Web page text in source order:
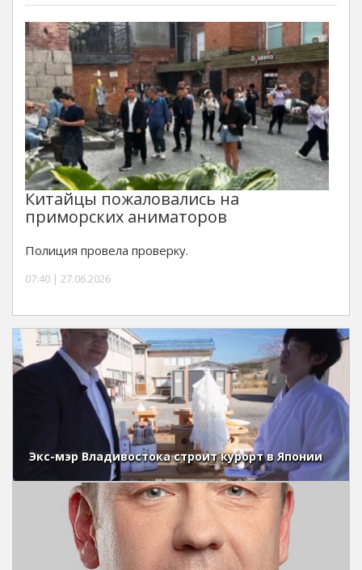
Китайцы пожаловались на
приморских аниматоров
Полиция провела проверку.
07:40 | 27.06.2026
Экс-мэр Владивостока строит курорт в Японии